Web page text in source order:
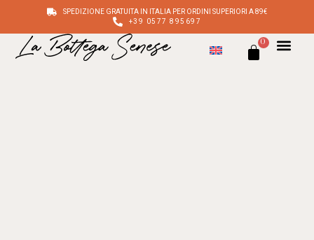
SPEDIZIONE GRATUITA IN ITALIA PER ORDINI SUPERIORI A 89€
+39 0577 895697
0